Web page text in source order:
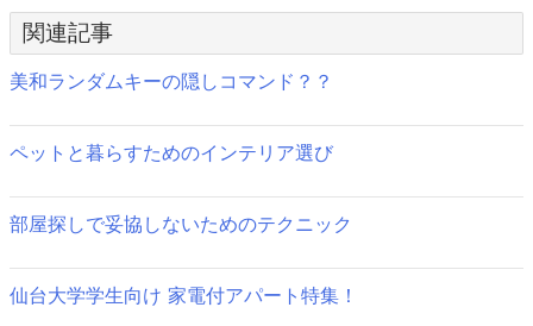
ナ
ビ
ー
シ
ョ
ン
関連記事
美和ランダムキーの隠しコマンド？？
ペットと暮らすためのインテリア選び
部屋探しで妥協しないためのテクニック
仙台大学学生向け 家電付アパート特集！